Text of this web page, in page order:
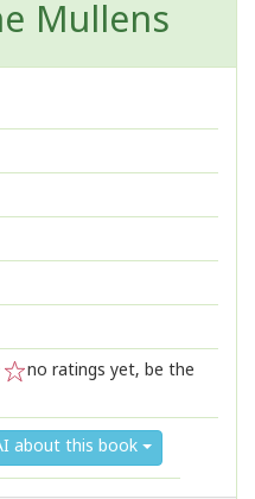
Mullens
no ratings yet, be the
about this book